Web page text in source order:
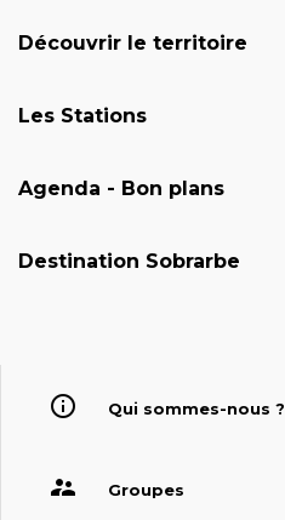
Découvrir le territoire
Les Stations
Agenda - Bon plans
Destination Sobrarbe
Qui sommes-nous ?
Groupes